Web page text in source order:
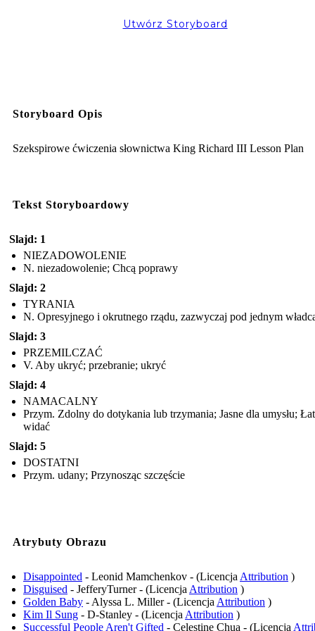
Utwórz Storyboard
Storyboard Opis
Szekspirowe ćwiczenia słownictwa King Richard III Lesson Plan
Tekst Storyboardowy
Slajd: 1
NIEZADOWOLENIE
N. niezadowolenie; Chcą poprawy
Slajd: 2
TYRANIA
N. Opresyjnego i okrutnego rządu, zazwyczaj pod jednym
Slajd: 3
PRZEMILCZAĆ
V. Aby ukryć; przebranie; ukryć
Slajd: 4
NAMACALNY
Przym. Zdolny do dotykania lub trzymania; Jasne dla umysłu;
widać
Slajd: 5
DOSTATNI
Przym. udany; Przynosząc szczęście
Atrybuty Obrazu
Disappointed - Leonid Mamchenkov - (Licencja Attribution )
Disguised - JefferyTurner - (Licencja Attribution )
Golden Baby - Alyssa L. Miller - (Licencja Attribution )
Kim Il Sung - D-Stanley - (Licencja Attribution )
Successful People Aren't Gifted - Celestine Chua - (Licencja